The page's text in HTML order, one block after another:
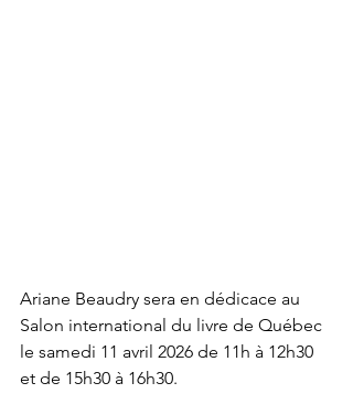
Ariane Beaudry sera en dédicace au
Salon international du livre de Québec
le samedi 11 avril 2026 de 11h à 12h30
et de 15h30 à 16h30.